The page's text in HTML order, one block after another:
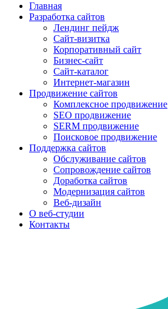
Главная
Разработка сайтов
Лендинг пейдж
Сайт-визитка
Корпоративный сайт
Бизнес-сайт
Сайт-каталог
Интернет-магазин
Продвижение сайтов
Комплексное продвижение
SEO продвижение
SERM продвижение
Поисковое продвижение
Поддержка сайтов
Обслуживание сайтов
Сопровождение сайтов
Доработка сайтов
Модернизация сайтов
Веб-дизайн
О веб-студии
Контакты